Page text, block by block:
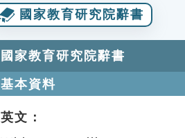
國家教育研究院辭書
國家教育研究院辭書
基本資料
英文：